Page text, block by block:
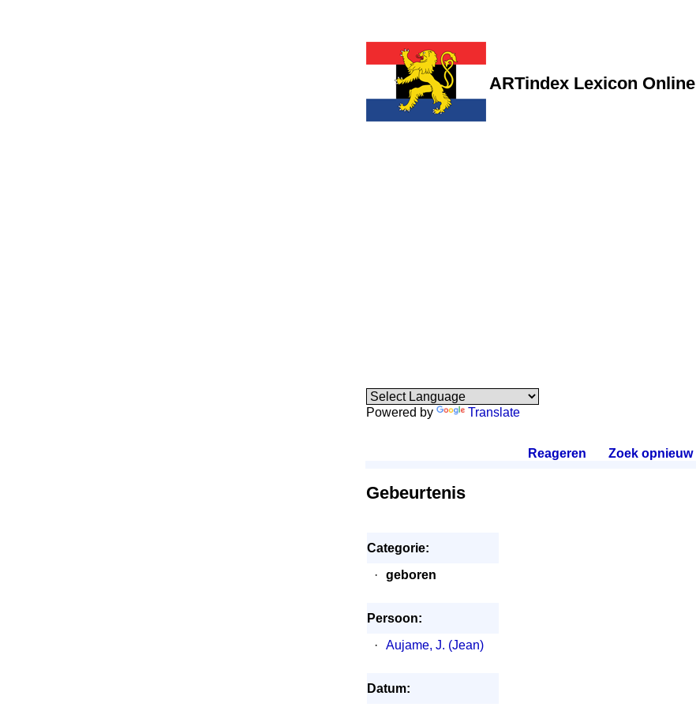
ARTindex Lexicon Online
Powered by Translate
Reageren Zoek opnieuw.
Gebeurtenis
Categorie:
·
geboren
Persoon:
·
Aujame, J. (Jean)
Datum: